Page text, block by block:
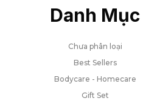
Danh Mục
Chưa phân loại
Best Sellers
Bodycare - Homecare
Gift Set